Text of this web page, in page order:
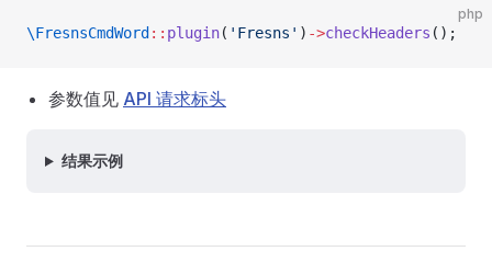
php
\FresnsCmdWord :: plugin( 'Fresns' ) ->checkHeaders ();
参数值见 API 请求标头
结果示例